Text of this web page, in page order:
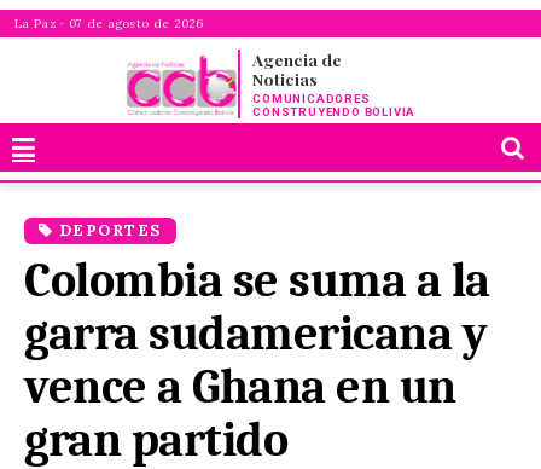
La Paz · 07 de agosto de 2026
Agencia de
Noticias
COMUNICADORES
CONSTRUYENDO BOLIVIA
DEPORTES
Colombia se suma a la
garra sudamericana y
vence a Ghana en un
gran partido